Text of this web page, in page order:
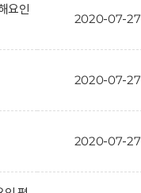
요인
2020-07-27
2020-07-27
2020-07-27